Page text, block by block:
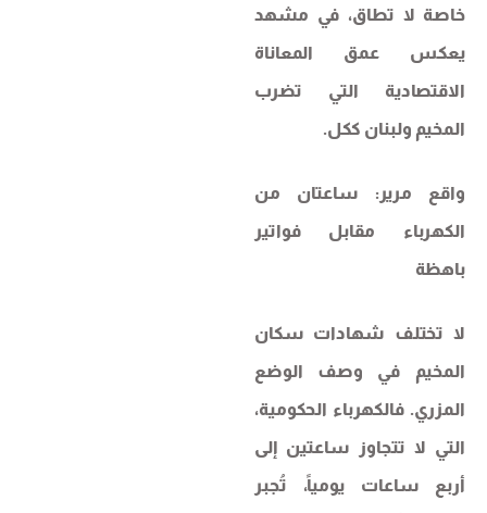
خاصة لا تطاق، في مشهد
يعكس عمق المعاناة
الاقتصادية التي تضرب
المخيم ولبنان ككل.
واقع مرير: ساعتان من
الكهرباء مقابل فواتير
باهظة
لا تختلف شهادات سكان
المخيم في وصف الوضع
المزري. فالكهرباء الحكومية،
التي لا تتجاوز ساعتين إلى
أربع ساعات يومياً، تُجبر